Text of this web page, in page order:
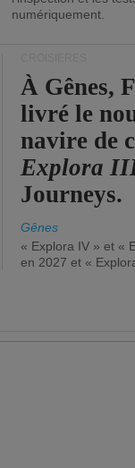
numériquement.
À Gênes,
livré le
navire de
Explora
Journeys.
Gênes
« Explora IV » et «
en 2027 et «